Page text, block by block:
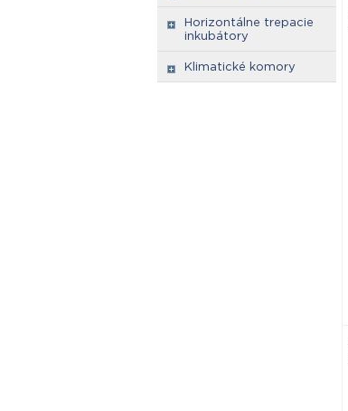
Horizontálne trepacie
inkubátory
Klimatické komory